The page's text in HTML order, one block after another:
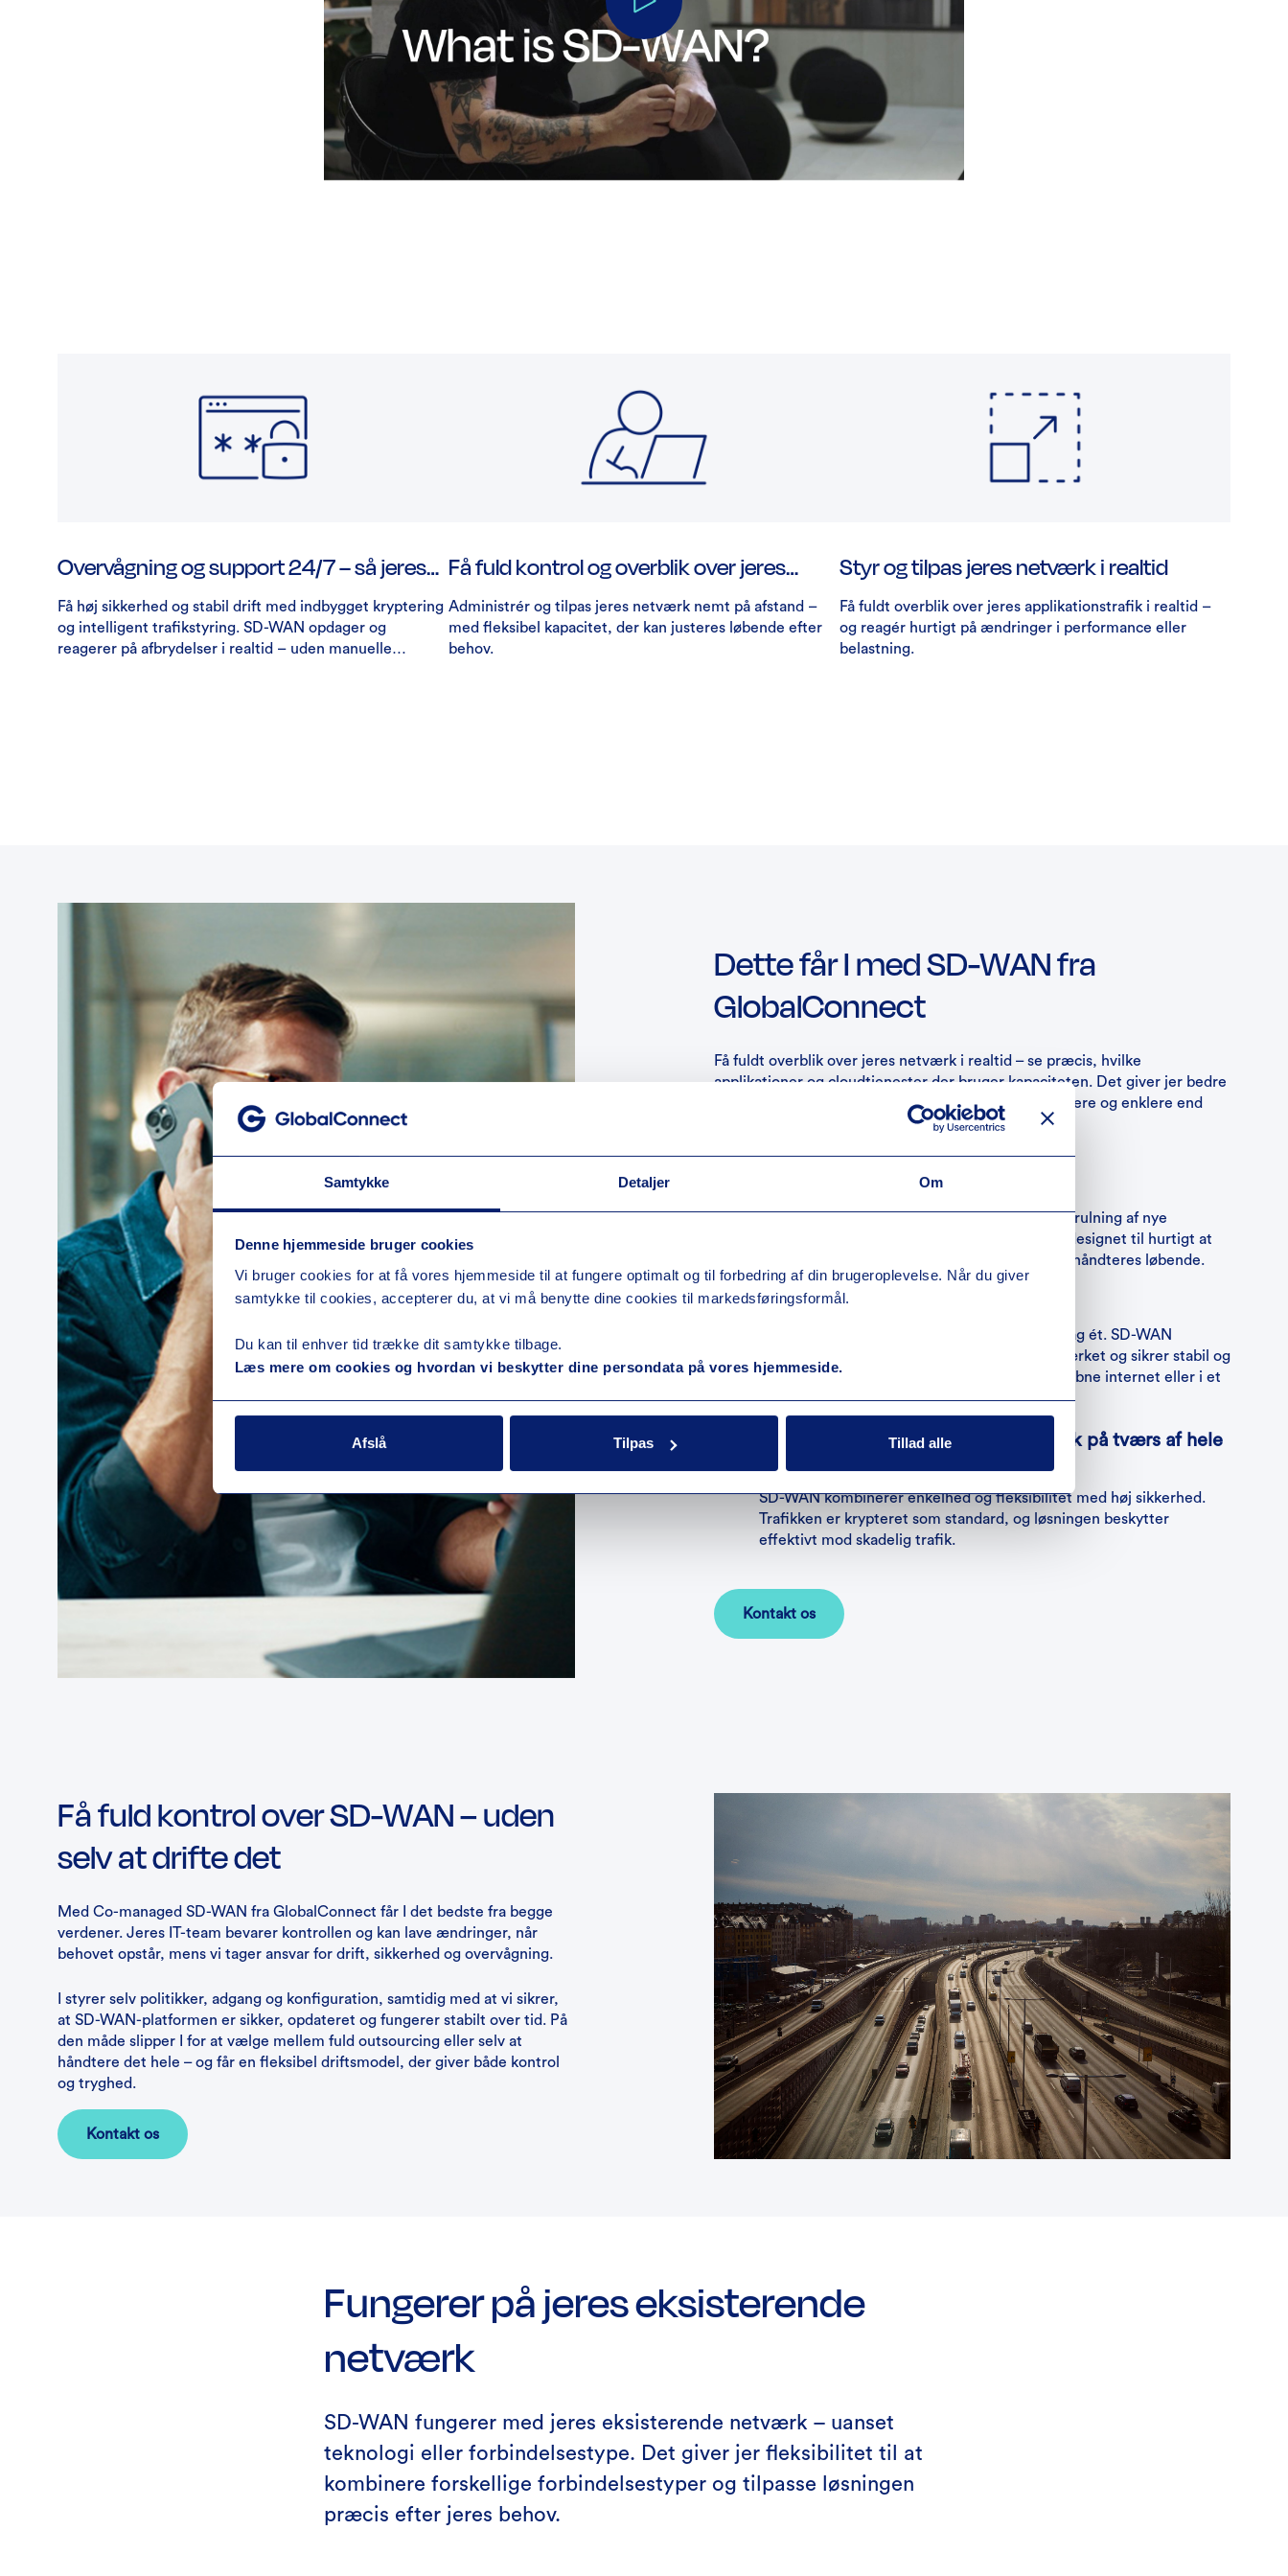
Samtykke Detaljer Om
Denne hjemmeside bruger cookies
Vi bruger cookies for at få vores hjemmeside til at fungere optimalt og til forbedring af din brugeroplevelse. Når du giver
samtykke til cookies, accepterer du, at vi må benytte dine cookies til markedsføringsformål.
Du kan til enhver tid trække dit samtykke tilbage.
Læs mere om cookies og hvordan vi beskytter dine persondata på vores hjemmeside.
Afslå Tilpas Tillad alle
Overvågning og support 24/7 – så jeres
netværk altid er i drift
Få høj sikkerhed og stabil drift med indbygget kryptering
og intelligent trafikstyring. SD-WAN opdager og
reagerer på afbrydelser i realtid – uden manuelle
Få fuld kontrol og overblik over jeres
netværk
Administrér og tilpas jeres netværk nemt på afstand –
med fleksibel kapacitet, der kan justeres løbende efter
behov.
Styr og tilpas jeres netværk i realtid
Få fuldt overblik over jeres applikationstrafik i realtid –
og reagér hurtigt på ændringer i performance eller
belastning.
Dette får I med SD-WAN fra
GlobalConnect
Få fuldt overblik over jeres netværk i realtid – se præcis, hvilke
applikationer og cloudtjenester der bruger kapaciteten. Det giver jer bedre
kontrol og gør optimering og fejlsøgning langt hurtigere og enklere end
Hurtig udrulning af jeres netværk
Sammenlignet med traditionelt WAN, hvor udrulning af nye
lokationer ofte er tidskrævende, er SD-WAN designet til hurtigt at
etablere forbindelsen – mens kompleksiteten håndteres løbende.
SD-WAN er cloud-klar fra dag ét
Få en netværksløsning, der er cloud-klar fra dag ét. SD-WAN
integrerer jeres cloudtjenester direkte i netværket og sikrer stabil og
effektiv adgang – uanset om de ligger på det åbne internet eller i et
privat cloudmiljø.
Beskyt jeres data med krypteret trafik på tværs af hele
netværket
SD-WAN kombinerer enkelhed og fleksibilitet med høj sikkerhed.
Trafikken er krypteret som standard, og løsningen beskytter
effektivt mod skadelig trafik.
Kontakt os
Få fuld kontrol over SD-WAN – uden
selv at drifte det
Med Co-managed SD-WAN fra GlobalConnect får I det bedste fra begge
verdener. Jeres IT-team bevarer kontrollen og kan lave ændringer, når
behovet opstår, mens vi tager ansvar for drift, sikkerhed og overvågning.
I styrer selv politikker, adgang og konfiguration, samtidig med at vi sikrer,
at SD-WAN-platformen er sikker, opdateret og fungerer stabilt over tid. På
den måde slipper I for at vælge mellem fuld outsourcing eller selv at
håndtere det hele – og får en fleksibel driftsmodel, der giver både kontrol
og tryghed.
Kontakt os
Fungerer på jeres eksisterende
netværk
SD-WAN fungerer med jeres eksisterende netværk – uanset
teknologi eller forbindelsestype. Det giver jer fleksibilitet til at
kombinere forskellige forbindelsestyper og tilpasse løsningen
præcis efter jeres behov.